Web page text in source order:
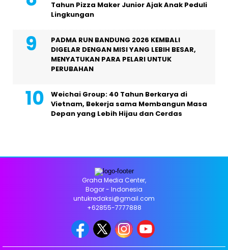
Tahun Pizza Maker Junior Ajak Anak Peduli
Lingkungan
PADMA RUN BANDUNG 2026 KEMBALI
DIGELAR DENGAN MISI YANG LEBIH BESAR,
MENYATUKAN PARA PELARI UNTUK
PERUBAHAN
Weichai Group: 40 Tahun Berkarya di
Vietnam, Bekerja sama Membangun Masa
Depan yang Lebih Hijau dan Cerdas
Graha Media Center,
Bogor - Indonesia
untukredaksi@gmail.com
+62855-7777888